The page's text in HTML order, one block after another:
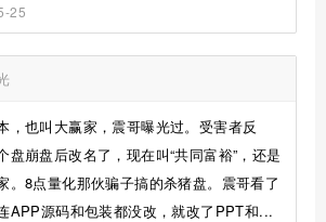
25
，也叫大赢家，震哥曝光过。受害者反
盘崩盘后改名了，现在叫“共同富裕”，还是
。8点量化那伙骗子搞的杀猪盘。震哥看了
APP源码和包装都没改，就改了PPT和...